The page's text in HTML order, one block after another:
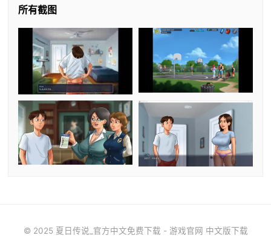
所有截图
© 2025 夏日传说_官方中文免费下载 - 游戏官网 中文版下载